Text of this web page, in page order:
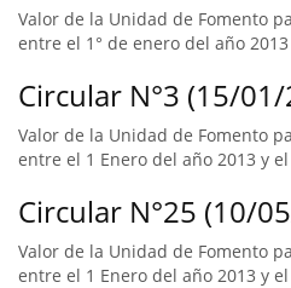
Valor de la Unidad de Fomento
entre el 1° de enero del año
Circular N°3 (15/
Valor de la Unidad de Fomento
entre el 1 Enero del año 2013 y
Circular N°25 (10/
Valor de la Unidad de Fomento
entre el 1 Enero del año 2013 y